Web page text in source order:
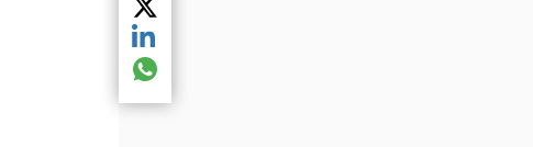
Compartir el artículo actual mediante Twitter
Compartir el artículo actual mediante LinkedIn
Compartir el artículo actual mediante global.social-